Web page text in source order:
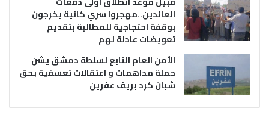
العائدين..مهجروا سري كانية يخرجون
بوقفة احتجاجية للمطالبة بتقديم
تعويضات عادلة لهم
الأمن العام التابع لسلطة دمشق يشن
حملة مداهمات و اعتقالات تعسفية بحق
شبان كرد بريف عفرين